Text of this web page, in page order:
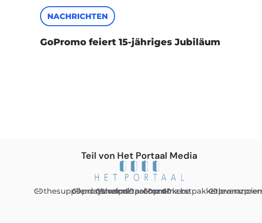
NACHRICHTEN
GoPromo feiert 15-jähriges Jubiläum
Teil von Het Portaal Media
thesupplierdays.com
promzvak.nlhetportaal.com
promz.nlpromz.be